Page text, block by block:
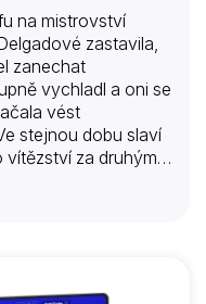
na mistrovství
zastavila,
zanechat
vychladl a oni se
vést
stejnou dobu slaví
vítězství za druhým
napadení si
čínského trenéra